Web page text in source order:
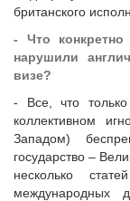
британского
- Что
нарушили
визе?
- Все, что
коллективном
Западом)
государство –
несколько
международных